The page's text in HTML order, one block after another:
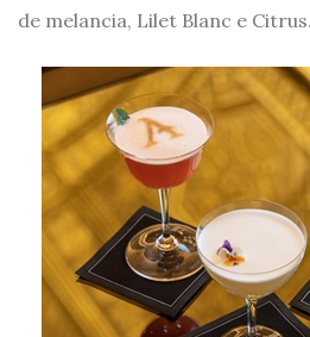
de melancia, Lilet Blanc e Citrus.